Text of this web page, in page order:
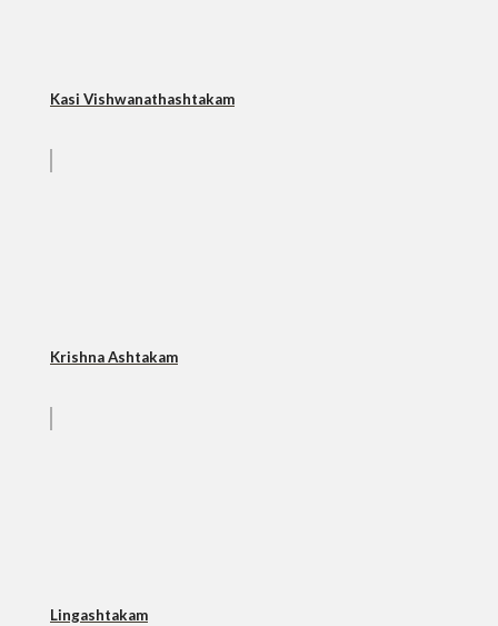
Kasi Vishwanathashtakam
Krishna Ashtakam
Lingashtakam